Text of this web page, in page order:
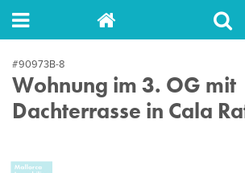
#90973B-8
Wohnung im 3. OG mit
Dachterrasse in Cala